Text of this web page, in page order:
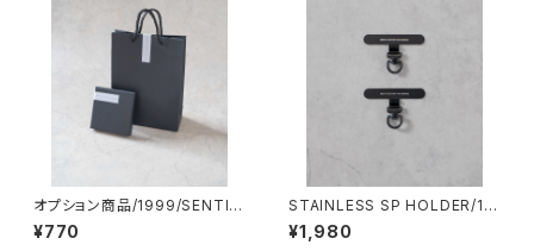
オプション商品/1999/SENTI F
TSアクセサリー用ラッピングキ
ット※単品購入不可
¥770
STAINLESS SP HOLDER/19
97#2/回転式ステンレス スマホ
ホルダー2P
¥1,980